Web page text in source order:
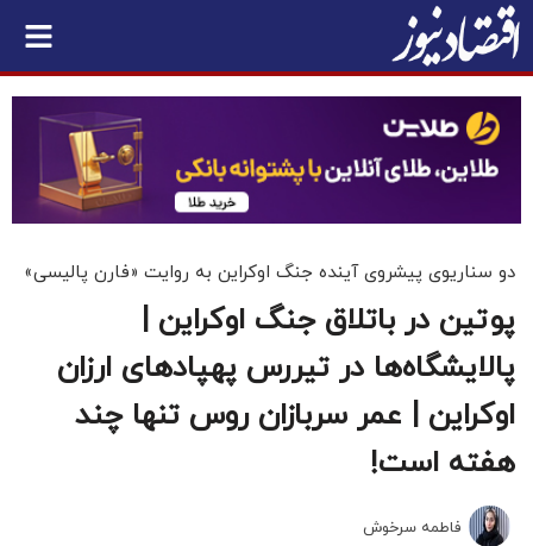
دو سناریوی پیشروی آینده جنگ اوکراین به روایت «فارن پالیسی»
پوتین در باتلاق جنگ اوکراین |
پالایشگاه‌ها در تیررس پهپادهای ارزان
اوکراین | عمر سربازان روس تنها چند
هفته است!
فاطمه سرخوش